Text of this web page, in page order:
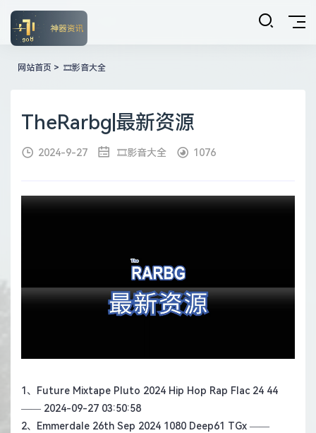
网站首页 > 🎞影音大全
TheRarbg|最新资源
2024-9-27 🎞影音大全 1076
1、
Future Mixtape Pluto 2024 Hip Hop Rap Flac 24 44
—— 2024-09-27 03:50:58
2、
Emmerdale 26th Sep 2024 1080 Deep61 TGx ——